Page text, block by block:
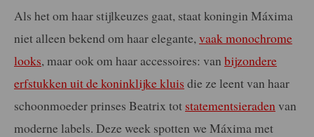
Als het om haar stijlkeuzes gaat, staat koningin Máxima
niet alleen bekend om haar elegante, vaak monochrome
looks, maar ook om haar accessoires: van bijzondere
erfstukken uit de koninklijke kluis die ze leent van haar
schoonmoeder prinses Beatrix tot statementsieraden van
moderne labels. Deze week spotten we Máxima met